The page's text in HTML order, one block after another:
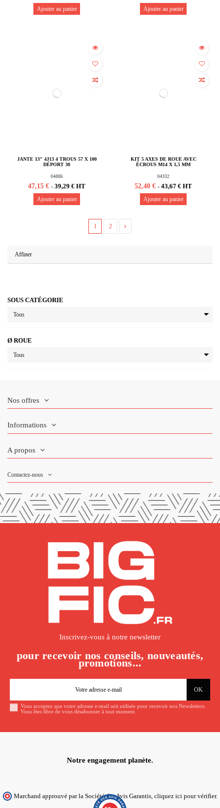
(1 avis)
Ajouter au panier Ajouter au panier
JANTE 13" 4J13 4 TROUS 57 X 100
DÉPORT 30
04886
47,15 € - 39,29 € HT
Ajouter au panier
KIT 5 AXES DE ROUE AVEC
ÉCROUS M14 X 1,5 MM
04332
52,40 € - 43,67 € HT
Ajouter au panier
1 2
Affiner
SOUS CATÉGORIE
Ø ROUE
Nos offres
Informations
A propos
Contactez-nous
Inscrivez-vous à notre newsletter
pour recevoir nos conseils, nouveautés,
promotions...
Vous acceptez que votre adresse e-mail soit utilisée pour recevoir nos Newsletters.
Vous êtes libre de vous désabonner à tout moment.
Notre engagement planète.
Marchand approuvé par la Société des Avis Garantis, cliquez ici pour vérifier.